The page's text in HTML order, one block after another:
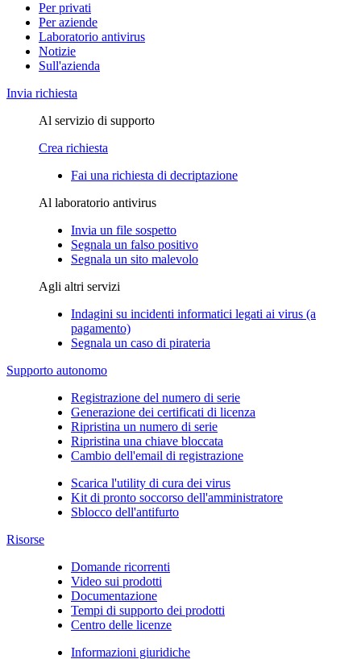
Per privati
Per aziende
Laboratorio antivirus
Notizie
Sull'azienda
Invia richiesta
Al servizio di supporto
Crea richiesta
Fai una richiesta di decriptazione
Al laboratorio antivirus
Invia un file sospetto
Segnala un falso positivo
Segnala un sito malevolo
Agli altri servizi
Indagini su incidenti informatici legati ai virus (a
pagamento)
Segnala un caso di pirateria
Supporto autonomo
Registrazione del numero di serie
Generazione dei certificati di licenza
Ripristina un numero di serie
Ripristina una chiave bloccata
Cambio dell'email di registrazione
Scarica l'utility di cura dei virus
Kit di pronto soccorso dell'amministratore
Sblocco dell'antifurto
Risorse
Domande ricorrenti
Video sui prodotti
Documentazione
Tempi di supporto dei prodotti
Centro delle licenze
Informazioni giuridiche